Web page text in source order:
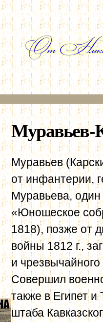
Муравьев
от инфантерии,
Муравьева, один
«Юношеское
1818), позже от
войны 1812 г.,
и
Совершил
также в Египет
штаба